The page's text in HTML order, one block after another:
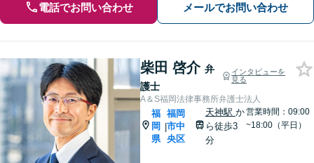
電話でお問い合わせ メールでお問い合わせ
柴田 啓介 弁
護士
インタビューを
見る
A＆S福岡法律事務所弁護士法人
福
岡
県
|
福岡
市中
央区
天神駅 か
ら徒歩3
分
営業時間：09:00
~18:00（平日）